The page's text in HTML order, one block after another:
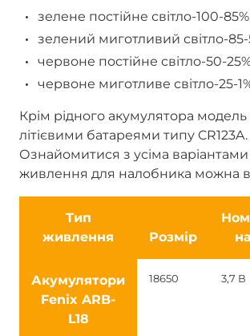
зелене постійне світло-100-
зелений миготливий світло-85-
червоне постійне світло-50-
червоне миготливе світло-25-
Крім рідного акумулятора модель
літієвими батареями типу CR123A.
Ознайомитися з усіма
живлення для налобника можна в
Тип
живлення
Розмір
Акумулятори
Fenix ARB-
L18
18650 3,7 В